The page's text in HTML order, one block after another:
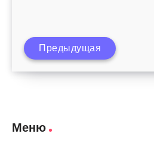
Что пить для
Предыдущая
Меню